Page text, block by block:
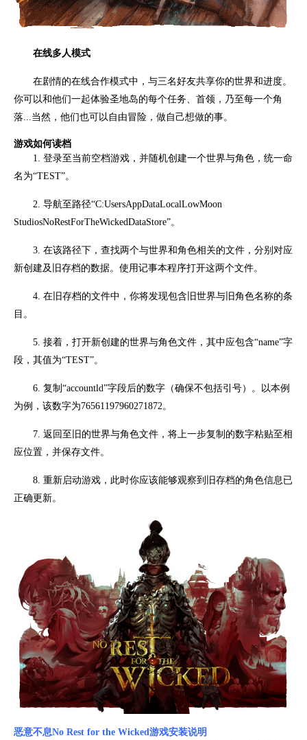
在线多人模式
在剧情的在线合作模式中，与三名好友共享你的世界和进度。
你可以和他们一起体验圣地岛的每个任务、首领，乃至每一个角
落...当然，他们也可以自由冒险，做自己想做的事。
游戏如何读档
1. 登录至当前空档游戏，并随机创建一个世界与角色，统一命
名为“TEST”。
2. 导航至路径“C:UsersAppDataLocalLowMoon
StudiosNoRestForTheWickedDataStore”。
3. 在该路径下，查找两个与世界和角色相关的文件，分别对应
新创建及旧存档的数据。使用记事本程序打开这两个文件。
4. 在旧存档的文件中，你将发现包含旧世界与旧角色名称的条
目。
5. 接着，打开新创建的世界与角色文件，其中应包含“name”字
段，其值为“TEST”。
6. 复制“accountld”字段后的数字（确保不包括引号）。以本例
为例，该数字为76561197960271872。
7. 返回至旧的世界与角色文件，将上一步复制的数字粘贴至相
应位置，并保存文件。
8. 重新启动游戏，此时你应该能够观察到旧存档的角色信息已
正确更新。
恶意不息No Rest for the Wicked游戏安装说明